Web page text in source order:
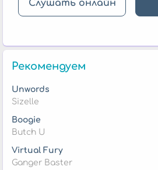
Слушать онлайн
Рекомендуем
Unwords
Sizelle
Boogie
Butch U
Virtual Fury
Ganger Baster